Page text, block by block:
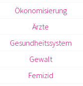
Ökonomisierung
Ärzte
Gesundheitssystem
Gewalt
Femizid